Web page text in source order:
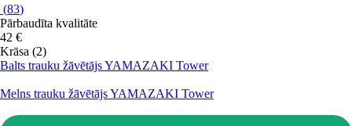
(83)
Pārbaudīta kvalitāte
42 €
Krāsa (2)
Balts trauku žāvētājs YAMAZAKI Tower
Melns trauku žāvētājs YAMAZAKI Tower